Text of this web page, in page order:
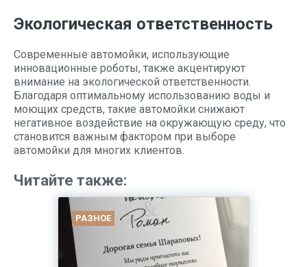
Экологическая ответственность
Современные автомойки, использующие
инновационные роботы, также акцентируют
внимание на экологической ответственности.
Благодаря оптимальному использованию воды и
моющих средств, такие автомойки снижают
негативное воздействие на окружающую среду, что
становится важным фактором при выборе
автомойки для многих клиентов.
Читайте также:
РАЗНОЕ